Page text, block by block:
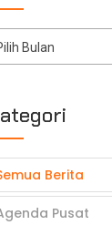
Bulan
Berita
Pusat